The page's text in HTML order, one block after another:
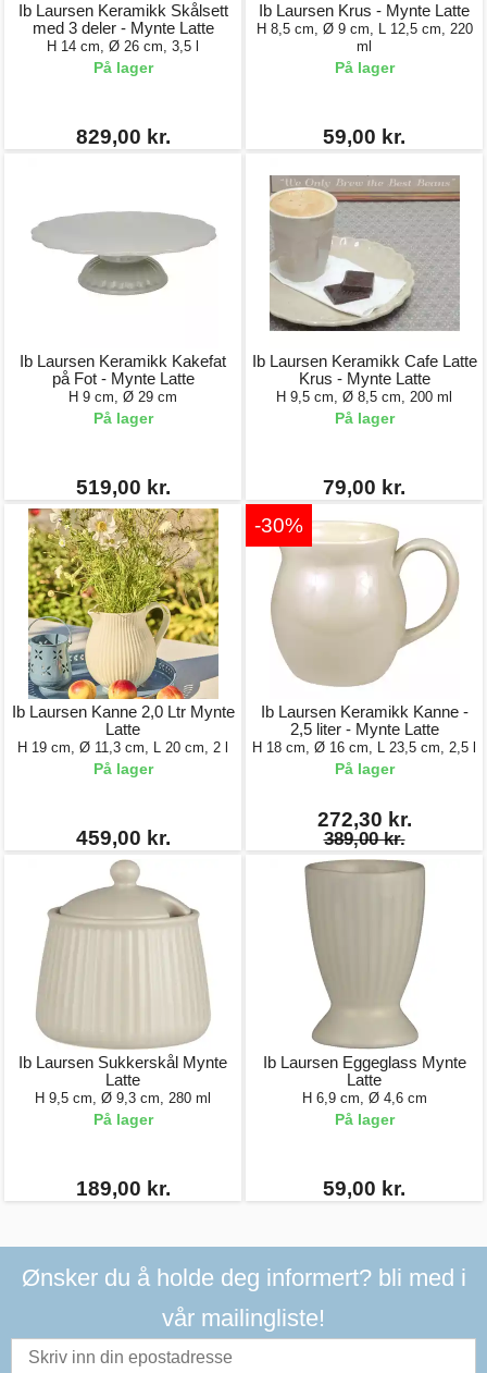
Ib Laursen Keramikk Skålsett
med 3 deler - Mynte Latte
H 14 cm, Ø 26 cm, 3,5 l
På lager
829,00 kr.
Ib Laursen Krus - Mynte Latte
H 8,5 cm, Ø 9 cm, L 12,5 cm, 220
ml
På lager
59,00 kr.
Ib Laursen Keramikk Kakefat
på Fot - Mynte Latte
H 9 cm, Ø 29 cm
På lager
519,00 kr.
Ib Laursen Keramikk Cafe Latte
Krus - Mynte Latte
H 9,5 cm, Ø 8,5 cm, 200 ml
På lager
79,00 kr.
Ib Laursen Kanne 2,0 Ltr Mynte
Latte
H 19 cm, Ø 11,3 cm, L 20 cm, 2 l
På lager
459,00 kr.
-30%
Ib Laursen Keramikk Kanne -
2,5 liter - Mynte Latte
H 18 cm, Ø 16 cm, L 23,5 cm, 2,5 l
På lager
272,30 kr.
389,00 kr.
Ib Laursen Sukkerskål Mynte
Latte
H 9,5 cm, Ø 9,3 cm, 280 ml
På lager
189,00 kr.
Ib Laursen Eggeglass Mynte
Latte
H 6,9 cm, Ø 4,6 cm
På lager
59,00 kr.
Ønsker du å holde deg informert? bli med i
vår mailingliste!